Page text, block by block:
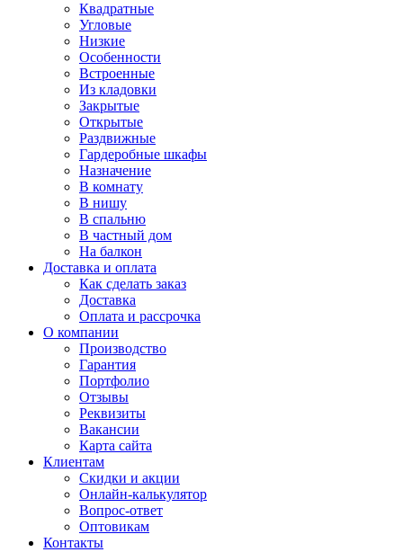
Квадратные
Угловые
Низкие
Особенности
Встроенные
Из кладовки
Закрытые
Открытые
Раздвижные
Гардеробные шкафы
Назначение
В комнату
В нишу
В спальню
В частный дом
На балкон
Доставка и оплата
Как сделать заказ
Доставка
Оплата и рассрочка
О компании
Производство
Гарантия
Портфолио
Отзывы
Реквизиты
Вакансии
Карта сайта
Клиентам
Скидки и акции
Онлайн-калькулятор
Вопрос-ответ
Оптовикам
Контакты